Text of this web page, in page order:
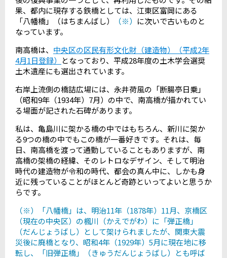
果、都内に現存する鉄橋としては、江東区富岡にある
「八幡橋」（はちまんばし）
（※） に次いで古いものと
なっています。
南高橋は、 中央区の区民有形文化財（建造物）（平成2年
4月1日登録）
となっており、平成28年度の土木学会選奨
土木遺産にも選出されています。
右岸上流側の橋詰広場には、永井荷風の「断腸亭日乗」
（昭和9年（1934年）7月）の中で、南高橋が描かれてい
る場面が記された石碑があります。
私は、亀島川に架かる橋の中ではもちろん、新川に架か
る9つの橋の中でもこの橋が一番好きです。それは、毎
日、南高橋を渡って通勤していることもありますが、南
高橋の架橋の経緯、そのレトロなデザイン、そして明治
時代の建造物が令和の時代、都会の真ん中に、しかも身
近に残っていることがほとんど奇跡といってよいと思うか
らです。
（※）「八幡橋」は、明治11年（1878年）11月、京橋区
（現在の中央区）の楓川（かえでがわ）に「弾正橋」
（だんじょうばし）として架けられましたが、関東大震
災後に廃橋となり、昭和4年（1929年）5月に現在地に移
転し、「旧弾正橋」（きゅうだんじょうばし）とも呼ば